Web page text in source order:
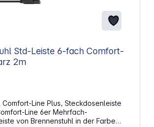
Leiste 6-fach Comfort-
2m
Comfort-Line Plus, Steckdosenleiste
Line 6er Mehrfach-
von Brennenstuhl in der Farbe